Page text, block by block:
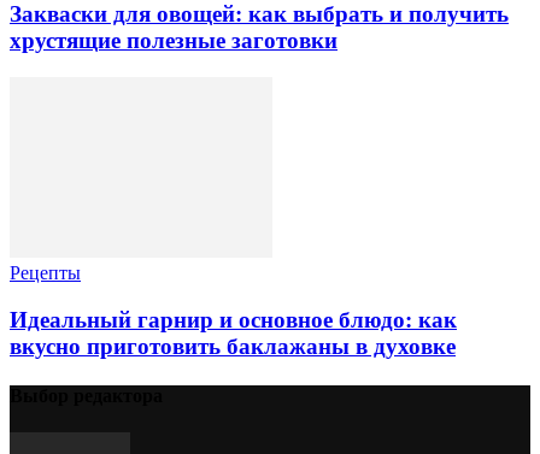
Закваски для овощей: как выбрать и получить
хрустящие полезные заготовки
Рецепты
Идеальный гарнир и основное блюдо: как
вкусно приготовить баклажаны в духовке